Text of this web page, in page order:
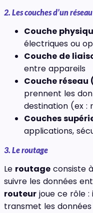
2. Les couches d’un réseau
Couche
électriques ou
Couche de
entre appareils
Couche
prennent les
destination (ex :
Couches
applications,
3. Le routage
Le routage consiste
suivre les données
routeur joue ce rôle :
transmet les